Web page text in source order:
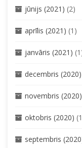
jūnijs (2021) (2)
aprīlis (2021) (1)
janvāris (2021)
decembris (2020)
novembris (2020)
oktobris (2020)
septembris